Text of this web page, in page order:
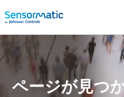
ページが見つ